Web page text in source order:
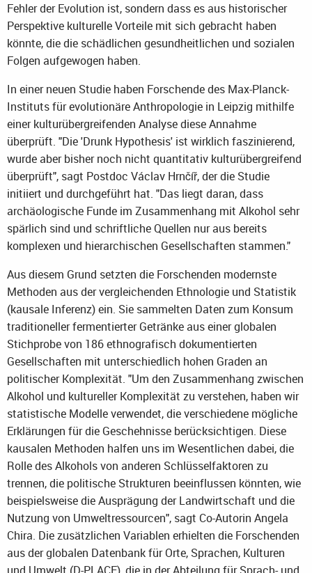
Fehler der Evolution ist, sondern dass es aus historischer
Perspektive kulturelle Vorteile mit sich gebracht haben
könnte, die die schädlichen gesundheitlichen und sozialen
Folgen aufgewogen haben.
In einer neuen Studie haben Forschende des Max-Planck-
Instituts für evolutionäre Anthropologie in Leipzig mithilfe
einer kulturübergreifenden Analyse diese Annahme
überprüft. "Die 'Drunk Hypothesis' ist wirklich faszinierend,
wurde aber bisher noch nicht quantitativ kulturübergreifend
überprüft", sagt Postdoc Václav Hrnčíř, der die Studie
initiiert und durchgeführt hat. "Das liegt daran, dass
archäologische Funde im Zusammenhang mit Alkohol sehr
spärlich sind und schriftliche Quellen nur aus bereits
komplexen und hierarchischen Gesellschaften stammen."
Aus diesem Grund setzten die Forschenden modernste
Methoden aus der vergleichenden Ethnologie und Statistik
(kausale Inferenz) ein. Sie sammelten Daten zum Konsum
traditioneller fermentierter Getränke aus einer globalen
Stichprobe von 186 ethnografisch dokumentierten
Gesellschaften mit unterschiedlich hohen Graden an
politischer Komplexität. "Um den Zusammenhang zwischen
Alkohol und kultureller Komplexität zu verstehen, haben wir
statistische Modelle verwendet, die verschiedene mögliche
Erklärungen für die Geschehnisse berücksichtigen. Diese
kausalen Methoden halfen uns im Wesentlichen dabei, die
Rolle des Alkohols von anderen Schlüsselfaktoren zu
trennen, die politische Strukturen beeinflussen könnten, wie
beispielsweise die Ausprägung der Landwirtschaft und die
Nutzung von Umweltressourcen", sagt Co-Autorin Angela
Chira. Die zusätzlichen Variablen erhielten die Forschenden
aus der globalen Datenbank für Orte, Sprachen, Kulturen